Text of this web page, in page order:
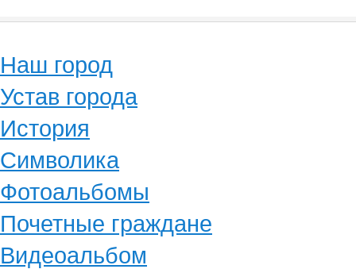
Наш город
Устав города
История
Символика
Фотоальбомы
Почетные граждане
Видеоальбом